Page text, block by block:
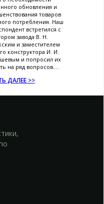
обновления и
товаров
потребления. Наш
встретился с
завода В. Н.
и заместителем
конструктора И. И.
и попросил их
на ряд вопросов....
ДАЛЕЕ >>